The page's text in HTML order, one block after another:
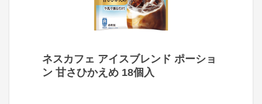
ネスカフェ アイスブレンド ポーショ
ン 甘さひかえめ 18個入